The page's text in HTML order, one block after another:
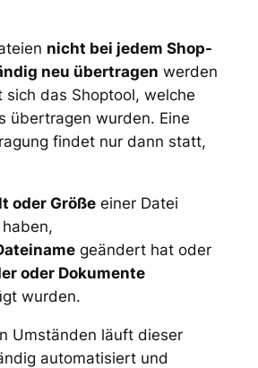
nicht bei jedem Shop-
neu übertragen werden
sich das Shoptool, welche
übertragen wurden. Eine
findet nur dann statt,
oder Größeeiner Datei
geändert hat oder
oder Dokumente
wurden.
Umständen läuft dieser
automatisiert und